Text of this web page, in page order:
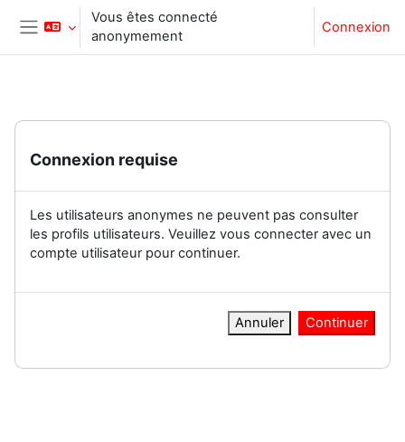
Passer au contenu principal
Panneau latéral
Vous êtes connecté
anonymement
Connexion
Connexion requise
Les utilisateurs anonymes ne peuvent pas consulter
les profils utilisateurs. Veuillez vous connecter avec un
compte utilisateur pour continuer.
Annuler Continuer